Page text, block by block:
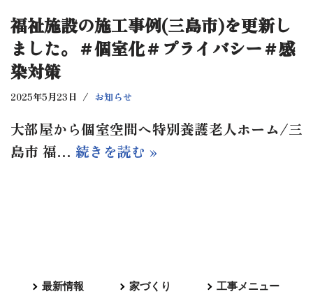
福祉施設の施工事例(三島市)を更新し
ました。＃個室化＃プライバシー＃感
染対策
2025年5月23日 お知らせ
大部屋から個室空間へ特別養護老人ホーム/三
島市 福… 続きを読む »
最新情報 家づくり 工事メニュー